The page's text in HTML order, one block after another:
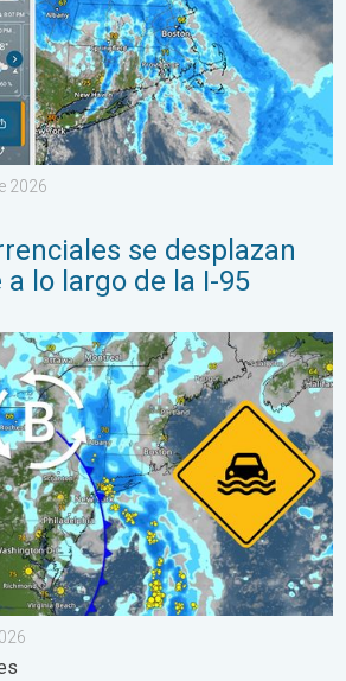
2026
se desplazan
lo largo de la I-95
noreste. Posibles inundaciones. . .